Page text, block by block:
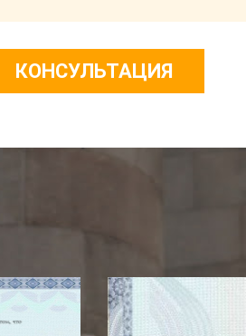
КОНСУЛЬТАЦИЯ